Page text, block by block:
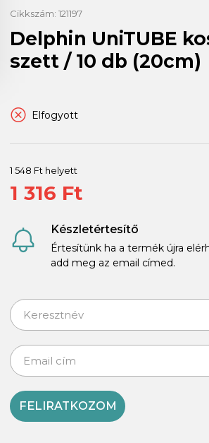
Cikkszám: 121197
Delphin UniTUBE
szett / 10 db (20cm)
Elfogyott
1 548 Ft helyett
1 316 Ft
Készletértesítő
Értesítünk ha a termék újra
add meg az email címed.
FELIRATKOZOM